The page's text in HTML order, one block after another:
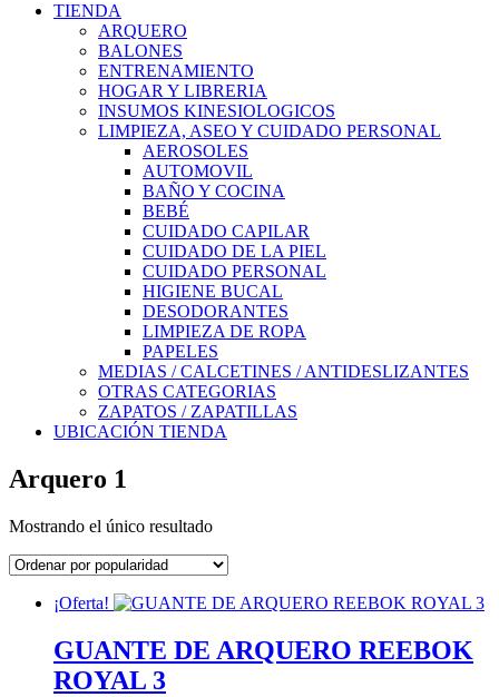
TIENDA
ARQUERO
BALONES
ENTRENAMIENTO
HOGAR Y LIBRERIA
INSUMOS KINESIOLOGICOS
LIMPIEZA, ASEO Y CUIDADO PERSONAL
AEROSOLES
AUTOMOVIL
BAÑO Y COCINA
BEBÉ
CUIDADO CAPILAR
CUIDADO DE LA PIEL
CUIDADO PERSONAL
HIGIENE BUCAL
DESODORANTES
LIMPIEZA DE ROPA
PAPELES
MEDIAS / CALCETINES / ANTIDESLIZANTES
OTRAS CATEGORIAS
ZAPATOS / ZAPATILLAS
UBICACIÓN TIENDA
Arquero 1
Mostrando el único resultado
¡Oferta!
GUANTE DE ARQUERO REEBOK
ROYAL 3